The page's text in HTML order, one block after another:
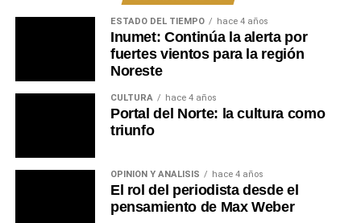
departamento de Tacuarembó.
ESTADO DEL TIEMPO hace 4 años
Inumet: Continúa la alerta por
fuertes vientos para la región
Noreste
CULTURA hace 4 años
Portal del Norte: la cultura como
triunfo
OPINIÓN Y ANÁLISIS hace 4 años
El rol del periodista desde el
pensamiento de Max Weber